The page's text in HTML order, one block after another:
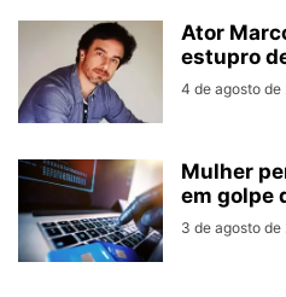
Ator
estupro
4 de agosto de
Mulher
em golpe
3 de agosto de